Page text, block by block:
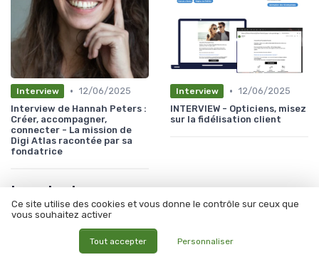
Interview • 12/06/2025
Interview de Hannah Peters :
Créer, accompagner,
connecter - La mission de
Digi Atlas racontée par sa
fondatrice
Interview • 12/06/2025
INTERVIEW - Opticiens, misez
sur la fidélisation client
Les plus lus
Ce site utilise des cookies et vous donne le contrôle sur ceux que
vous souhaitez activer
Tout accepter Personnaliser